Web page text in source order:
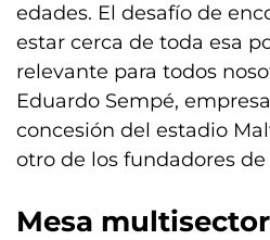
edades. El desafío de
estar cerca de toda esa
relevante para todos
Eduardo Sempé,
concesión del estadio
otro de los fundadores de
Mesa